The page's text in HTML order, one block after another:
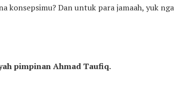
konsepsimu? Dan untuk para jamaah, yuk
pimpinan Ahmad Taufiq.